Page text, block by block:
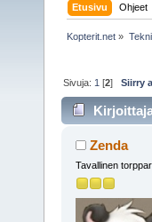
Etusivu Ohjeet
Kopterit.net »
Sivuja: 1 [2]Siirry
Zenda
Tavallinen